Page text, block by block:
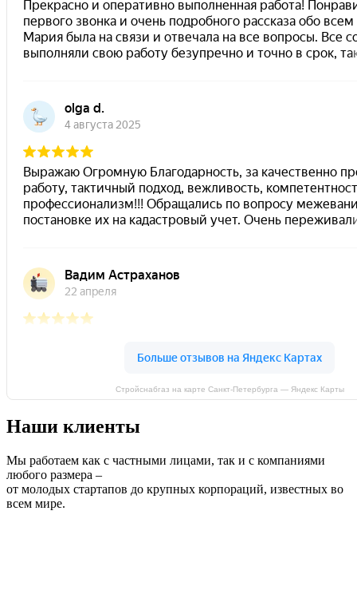
Стройснабгаз на карте Санкт‑Петербурга — Яндекс Карты
Наши клиенты
Мы работаем как с частными лицами, так и с компаниями
любого размера –
от молодых стартапов до крупных корпораций, известных во
всем мире.